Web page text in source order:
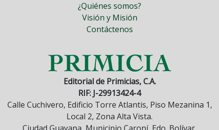
¿Quiénes somos?
Visión y Misión
Contáctenos
Editorial de Primicias, C.A.
RIF: J-29913424-4
Calle Cuchivero, Edificio Torre Atlantis, Piso Mezanina 1,
Local 2, Zona Alta Vista.